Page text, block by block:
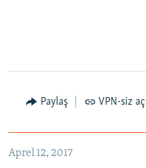
Paylaş VPN-siz
Aprel 12, 2017